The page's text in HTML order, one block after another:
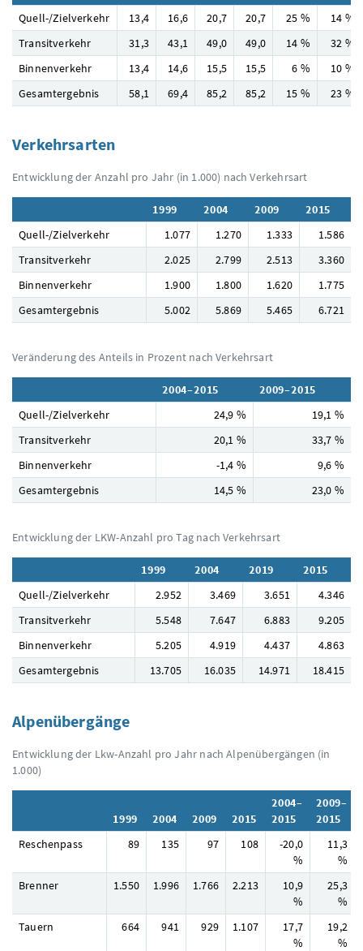
Quell-/Zielverkehr 13,4 16,6 20,7 20,7 25 %
14 %
Transitverkehr
31,3 43,1 49,0 49,0 14 %
32 %
Binnenverkehr
13,4 14,6 15,5 15,5 6 %
10 %
Gesamtergebnis
58,1 69,4 85,2 85,2 15 % 23 %
Verkehrsarten
Entwicklung der Anzahl pro Jahr (in 1.000) nach Verkehrsart
1999 2004 2009
2015
Quell-/Zielverkehr
1.077 1.270 1.333
1.586
Transitverkehr
2.025 2.799 2.513
3.360
Binnenverkehr
1.900 1.800 1.620
1.775
Gesamtergebnis
5.002 5.869 5.465 6.721
Veränderung des Anteils in Prozent nach Verkehrsart
2004–2015
2009–2015
Quell-/Zielverkehr
24,9 %
19,1 %
Transitverkehr
20,1 %
33,7 %
Binnenverkehr
-1,4 %
9,6 %
Gesamtergebnis
14,5 % 23,0 %
Entwicklung der LKW-Anzahl pro Tag nach Verkehrsart
1999 2004 2019
2015
Quell-/Zielverkehr
2.952 3.469 3.651
4.346
Transitverkehr
5.548 7.647 6.883
9.205
Binnenverkehr
5.205 4.919 4.437
4.863
Gesamtergebnis
13.705 16.035 14.971 18.415
Alpenübergänge
Entwicklung der Lkw-Anzahl pro Jahr nach Alpenübergängen (in
1.000)
1999 2004 2009 2015
2004–
2015
2009–
2015
Reschenpass
89 135 97 108
-20,0
%
11,3
%
Brenner
1.550 1.996 1.766 2.213
10,9
%
25,3
%
Tauern
664 941 929 1.107
17,7
%
19,2
%